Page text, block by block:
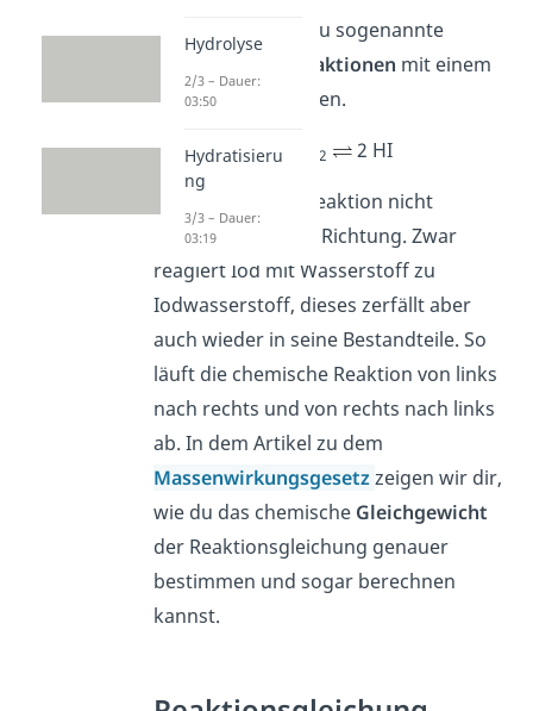
Ebenfalls kannst du sogenannte
Gleichgewichtsreaktionen mit einem
Doppelpfeil abbilden.
I2 2
2 HI
Hier verläuft die Reaktion nicht
vollständig in eine Richtung. Zwar
reagiert Iod mit Wasserstoff zu
Iodwasserstoff, dieses zerfällt aber
auch wieder in seine Bestandteile. So
läuft die chemische Reaktion von links
nach rechts und von rechts nach links
ab. In dem Artikel zu dem
Massenwirkungsgesetzzeigen wir dir,
wie du das chemische Gleichgewicht
der Reaktionsgleichung genauer
bestimmen und sogar berechnen
kannst.
Hydrolyse
2/3 – Dauer:
03:50
Hydratisieru
ng
3/3 – Dauer:
03:19